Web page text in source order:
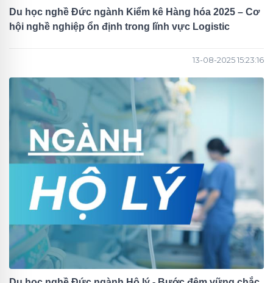
Du học nghề Đức ngành Kiểm kê Hàng hóa 2025 – Cơ
hội nghề nghiệp ổn định trong lĩnh vực Logistic
13-08-2025 15:23:16